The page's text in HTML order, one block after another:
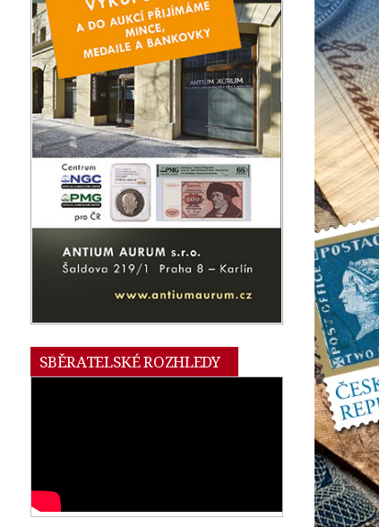
SBĚRATELSKÉ ROZHLEDY